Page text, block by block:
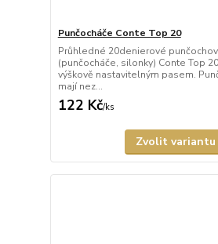
Punčocháče Conte Top 20
Průhledné 20denierové
(punčocháče, silonky) Conte Top
výškově nastavitelným pasem.
mají nez...
122 Kč/ks
Zvolit variantu